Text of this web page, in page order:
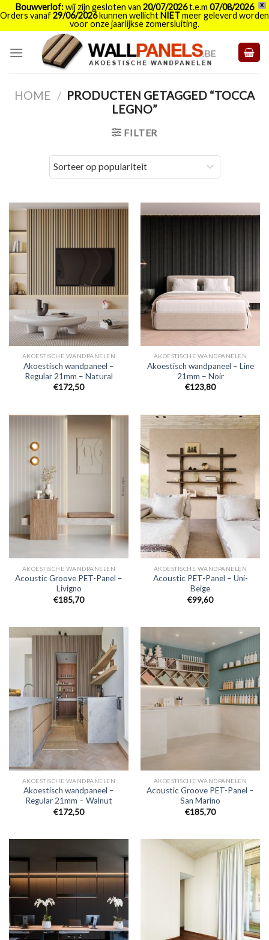
X
Bouwverlof:wij zijn gesloten van 20/07/2026t.e.m 07/08/2026
Orders vanaf29/06/2026kunnen wellichtNIETmeer geleverd worden
voor onze jaarlijkse zomersluiting.
HOME / PRODUCTEN GETAGGED “TOCCA
LEGNO”
FILTER
AKOESTISCHE WANDPANELEN
Akoestisch wandpaneel –
Regular 21mm – Natural
€172,50
AKOESTISCHE WANDPANELEN
Akoestisch wandpaneel – Line
21mm – Noir
€123,80
AKOESTISCHE WANDPANELEN
Acoustic Groove PET-Panel –
Livigno
€185,70
AKOESTISCHE WANDPANELEN
Acoustic PET-Panel – Uni-
Beige
€99,60
AKOESTISCHE WANDPANELEN
Akoestisch wandpaneel –
Regular 21mm – Walnut
€172,50
AKOESTISCHE WANDPANELEN
Acoustic Groove PET-Panel –
San Marino
€185,70